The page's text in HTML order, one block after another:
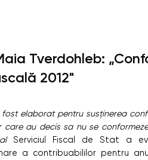
Tverdohleb:
2012"
elaborat pentru susținerea
au decis sa nu se
Serviciul Fiscal de Stat a
a contribuabililor pentru